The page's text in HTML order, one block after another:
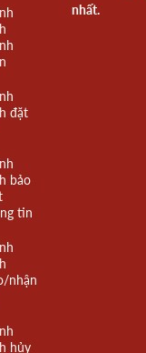
đặt
bảo
tin
nhận
hủy
nhất.